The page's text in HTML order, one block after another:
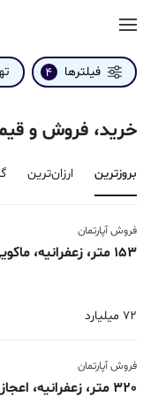
فیلترها 4
خرید، فروش و
بروزترین‌ ارزان‌ترین
فروش آپارتمان
72 میلیارد
فروش آپارتمان